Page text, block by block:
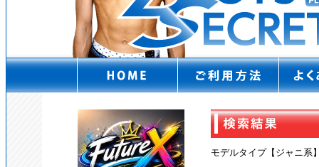
モデルタイプ【ジャニ